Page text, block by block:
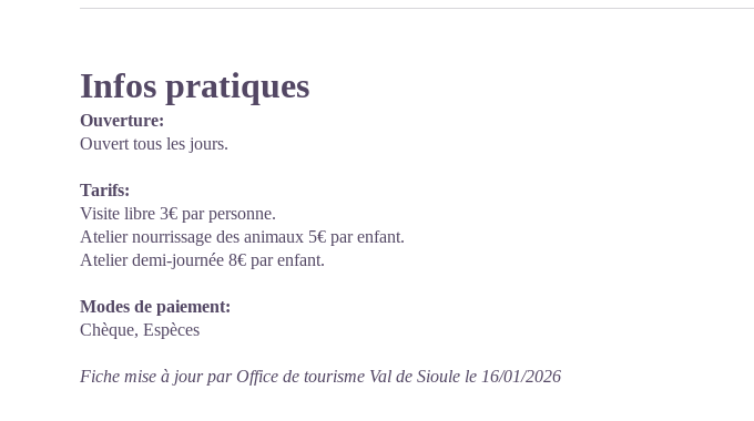
Infos pratiques
Ouverture:
Ouvert tous les jours.
Tarifs:
Visite libre 3€ par personne.
Atelier nourrissage des animaux 5€ par enfant.
Atelier demi-journée 8€ par enfant.
Modes de paiement:
Chèque, Espèces
Fiche mise à jour par Office de tourisme Val de Sioule le 16/01/2026